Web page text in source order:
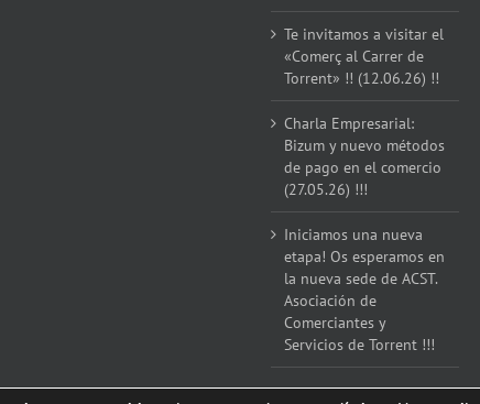
Te invitamos a visitar el
«Comerç al Carrer de
Torrent» !! (12.06.26) !!
Charla Empresarial:
Bizum y nuevo métodos
de pago en el comercio
(27.05.26) !!!
Iniciamos una nueva
etapa! Os esperamos en
la nueva sede de ACST.
Asociación de
Comerciantes y
Servicios de Torrent !!!